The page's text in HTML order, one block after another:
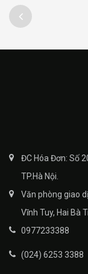
ĐC Hóa Đơn: Số
TP.Hà Nội.
Văn phòng giao
Vĩnh Tuy, Hai Bà
0977233388
(024) 6253 3388